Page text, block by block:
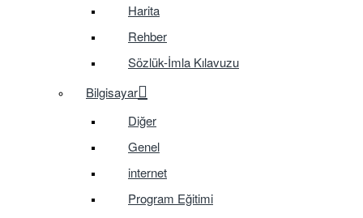
Harita
Rehber
Sözlük-İmla Kılavuzu
Bilgisayar
Diğer
Genel
internet
Program Eğitimi